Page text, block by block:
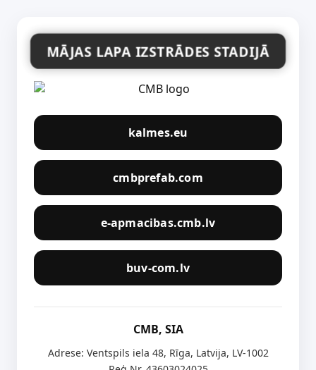
MĀJAS LAPA IZSTRĀDES STADIJĀ
kalmes.eu
cmbprefab.com
e-apmacibas.cmb.lv
buv-com.lv
CMB, SIA
Adrese: Ventspils iela 48, Rīga, Latvija, LV-1002